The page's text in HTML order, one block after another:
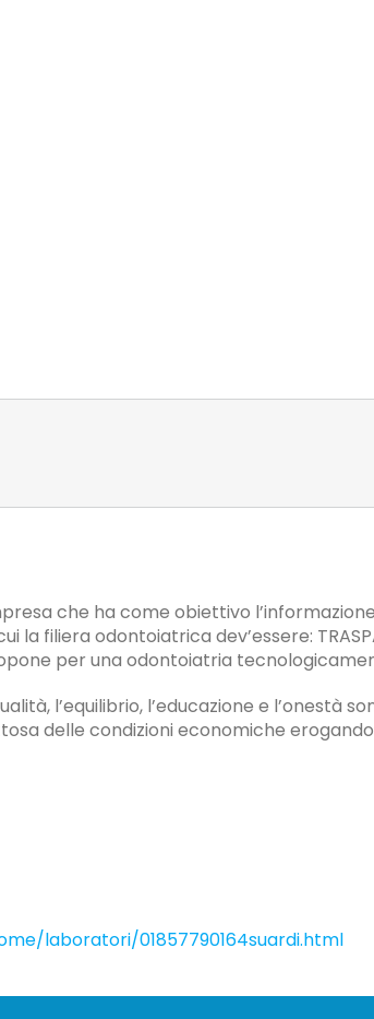
che ha come obiettivo
filiera odontoiatrica dev’essere:
per una odontoiatria
l’equilibrio, l’educazione e l’onestà
delle condizioni economiche
laboratori/01857790164suardi.html